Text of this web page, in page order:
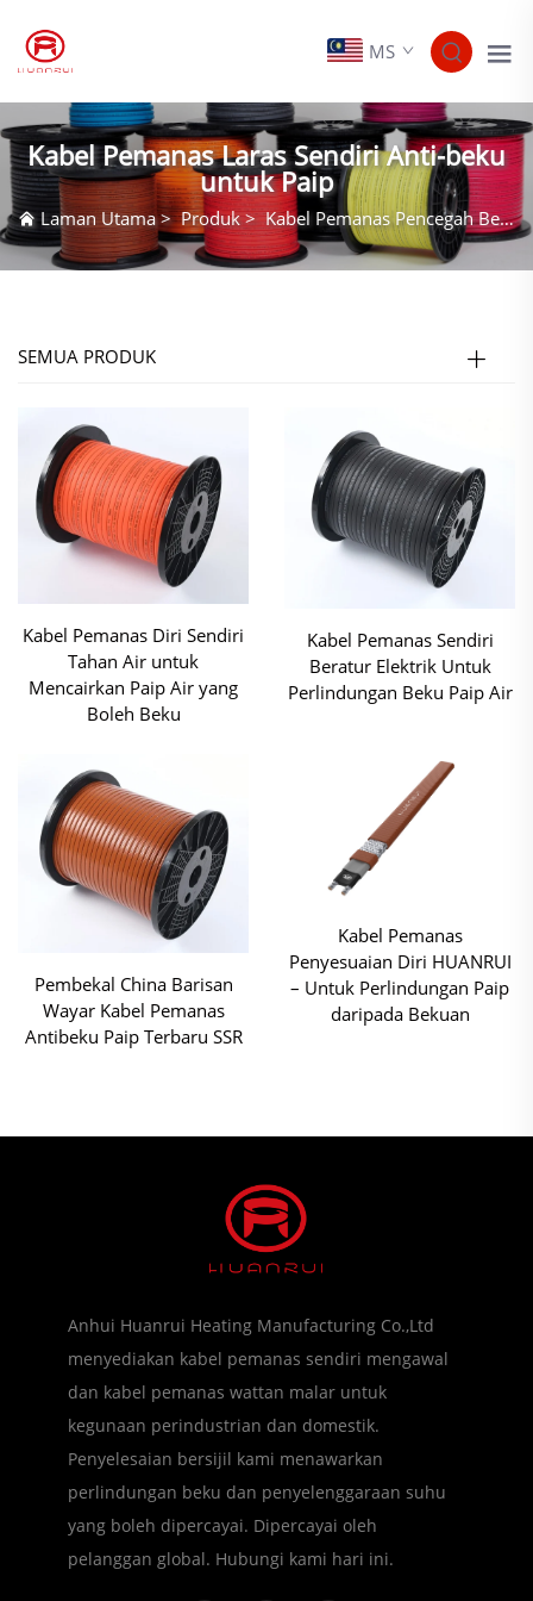
MS
Kabel Pemanas Laras Sendiri Anti-beku
untuk Paip
Laman Utama>Produk>Kabel Pemanas Pencegah Beku Paip
SEMUA PRODUK
Kabel Pemanas Diri Sendiri
Tahan Air untuk
Mencairkan Paip Air yang
Boleh Beku
Kabel Pemanas Sendiri
Beratur Elektrik Untuk
Perlindungan Beku Paip Air
Pembekal China Barisan
Wayar Kabel Pemanas
Antibeku Paip Terbaru SSR
Kabel Pemanas
Penyesuaian Diri HUANRUI
– Untuk Perlindungan Paip
daripada Bekuan
Anhui Huanrui Heating Manufacturing Co.,Ltd
menyediakan kabel pemanas sendiri mengawal
dan kabel pemanas wattan malar untuk
kegunaan perindustrian dan domestik.
Penyelesaian bersijil kami menawarkan
perlindungan beku dan penyelenggaraan suhu
yang boleh dipercayai. Dipercayai oleh
pelanggan global. Hubungi kami hari ini.